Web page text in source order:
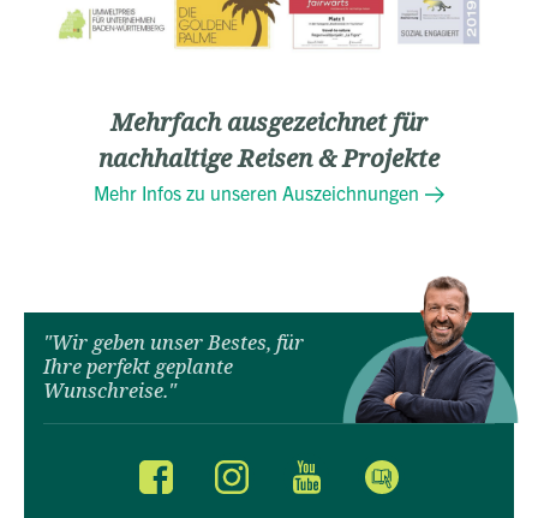
Mehrfach ausgezeichnet für
nachhaltige Reisen & Projekte
Mehr Infos zu unseren Auszeichnungen
"Wir geben unser Bestes, für
Ihre perfekt geplante
Wunschreise."